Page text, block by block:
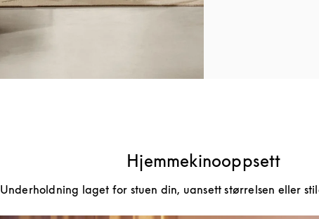
Hjemmekinooppsett
Underholdning laget for stuen din, uansett størrelsen eller